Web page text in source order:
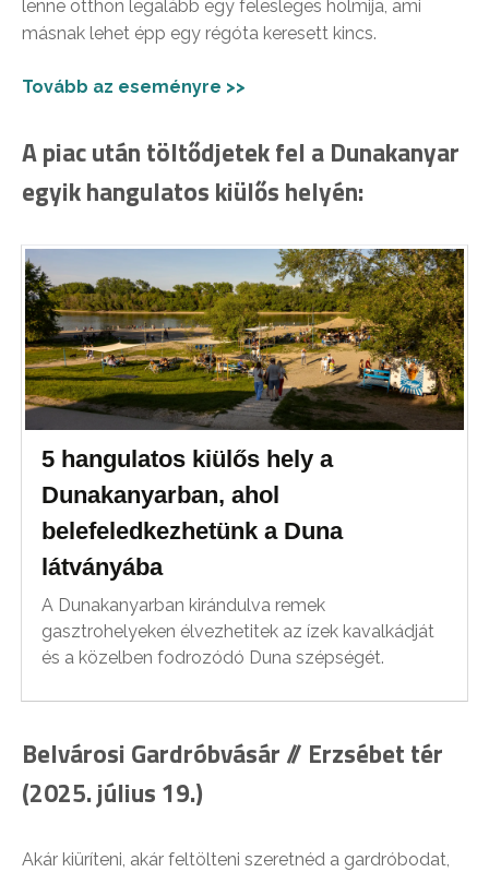
lenne otthon legalább egy felesleges holmija, ami
másnak lehet épp egy régóta keresett kincs.
Tovább az eseményre >>
A piac után töltődjetek fel a Dunakanyar
egyik hangulatos kiülős helyén:
5 hangulatos kiülős hely a
Dunakanyarban, ahol
belefeledkezhetünk a Duna
látványába
A Dunakanyarban kirándulva remek
gasztrohelyeken élvezhetitek az ízek kavalkádját
és a közelben fodrozódó Duna szépségét.
Belvárosi Gardróbvásár // Erzsébet tér
(2025. július 19.)
Akár kiüríteni, akár feltölteni szeretnéd a gardróbodat,